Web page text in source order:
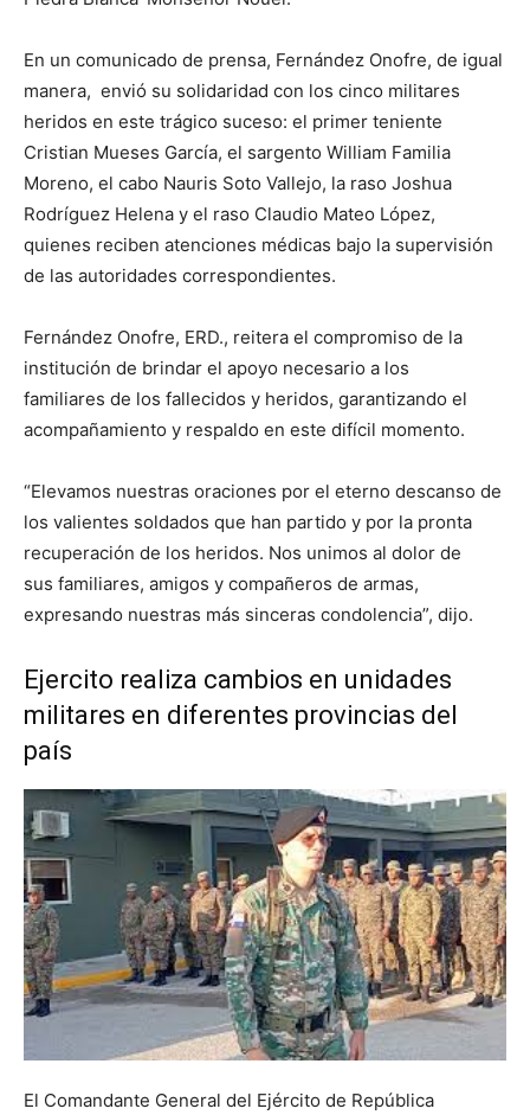
En un comunicado de prensa, Fernández Onofre, de igual
manera, envió su solidaridad con los cinco militares
heridos en este trágico suceso: el primer teniente
Cristian Mueses García, el sargento William Familia
Moreno, el cabo Nauris Soto Vallejo, la raso Joshua
Rodríguez Helena y el raso Claudio Mateo López,
quienes reciben atenciones médicas bajo la supervisión
de las autoridades correspondientes.
Fernández Onofre, ERD., reitera el compromiso de la
institución de brindar el apoyo necesario a los
familiares de los fallecidos y heridos, garantizando el
acompañamiento y respaldo en este difícil momento.
“Elevamos nuestras oraciones por el eterno descanso de
los valientes soldados que han partido y por la pronta
recuperación de los heridos. Nos unimos al dolor de
sus familiares, amigos y compañeros de armas,
expresando nuestras más sinceras condolencia”, dijo.
Ejercito realiza cambios en unidades
militares en diferentes provincias del
país
El Comandante General del Ejército de República